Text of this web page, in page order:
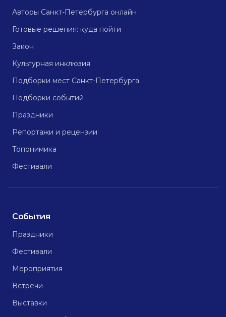
Авторы Санкт-Петербурга онлайн
Готовые решения: куда пойти
Закон
Культурная инклюзия
Подборки мест Санкт-Петербурга
Подборки событий
Праздники
Репортажи и рецензии
Топонимика
Фестивали
События
Праздники
Фестивали
Мероприятия
Встречи
Выставки